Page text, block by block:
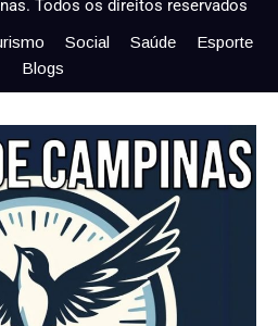
Todos os direitos reservados
Social Saúde
Esporte
Blogs